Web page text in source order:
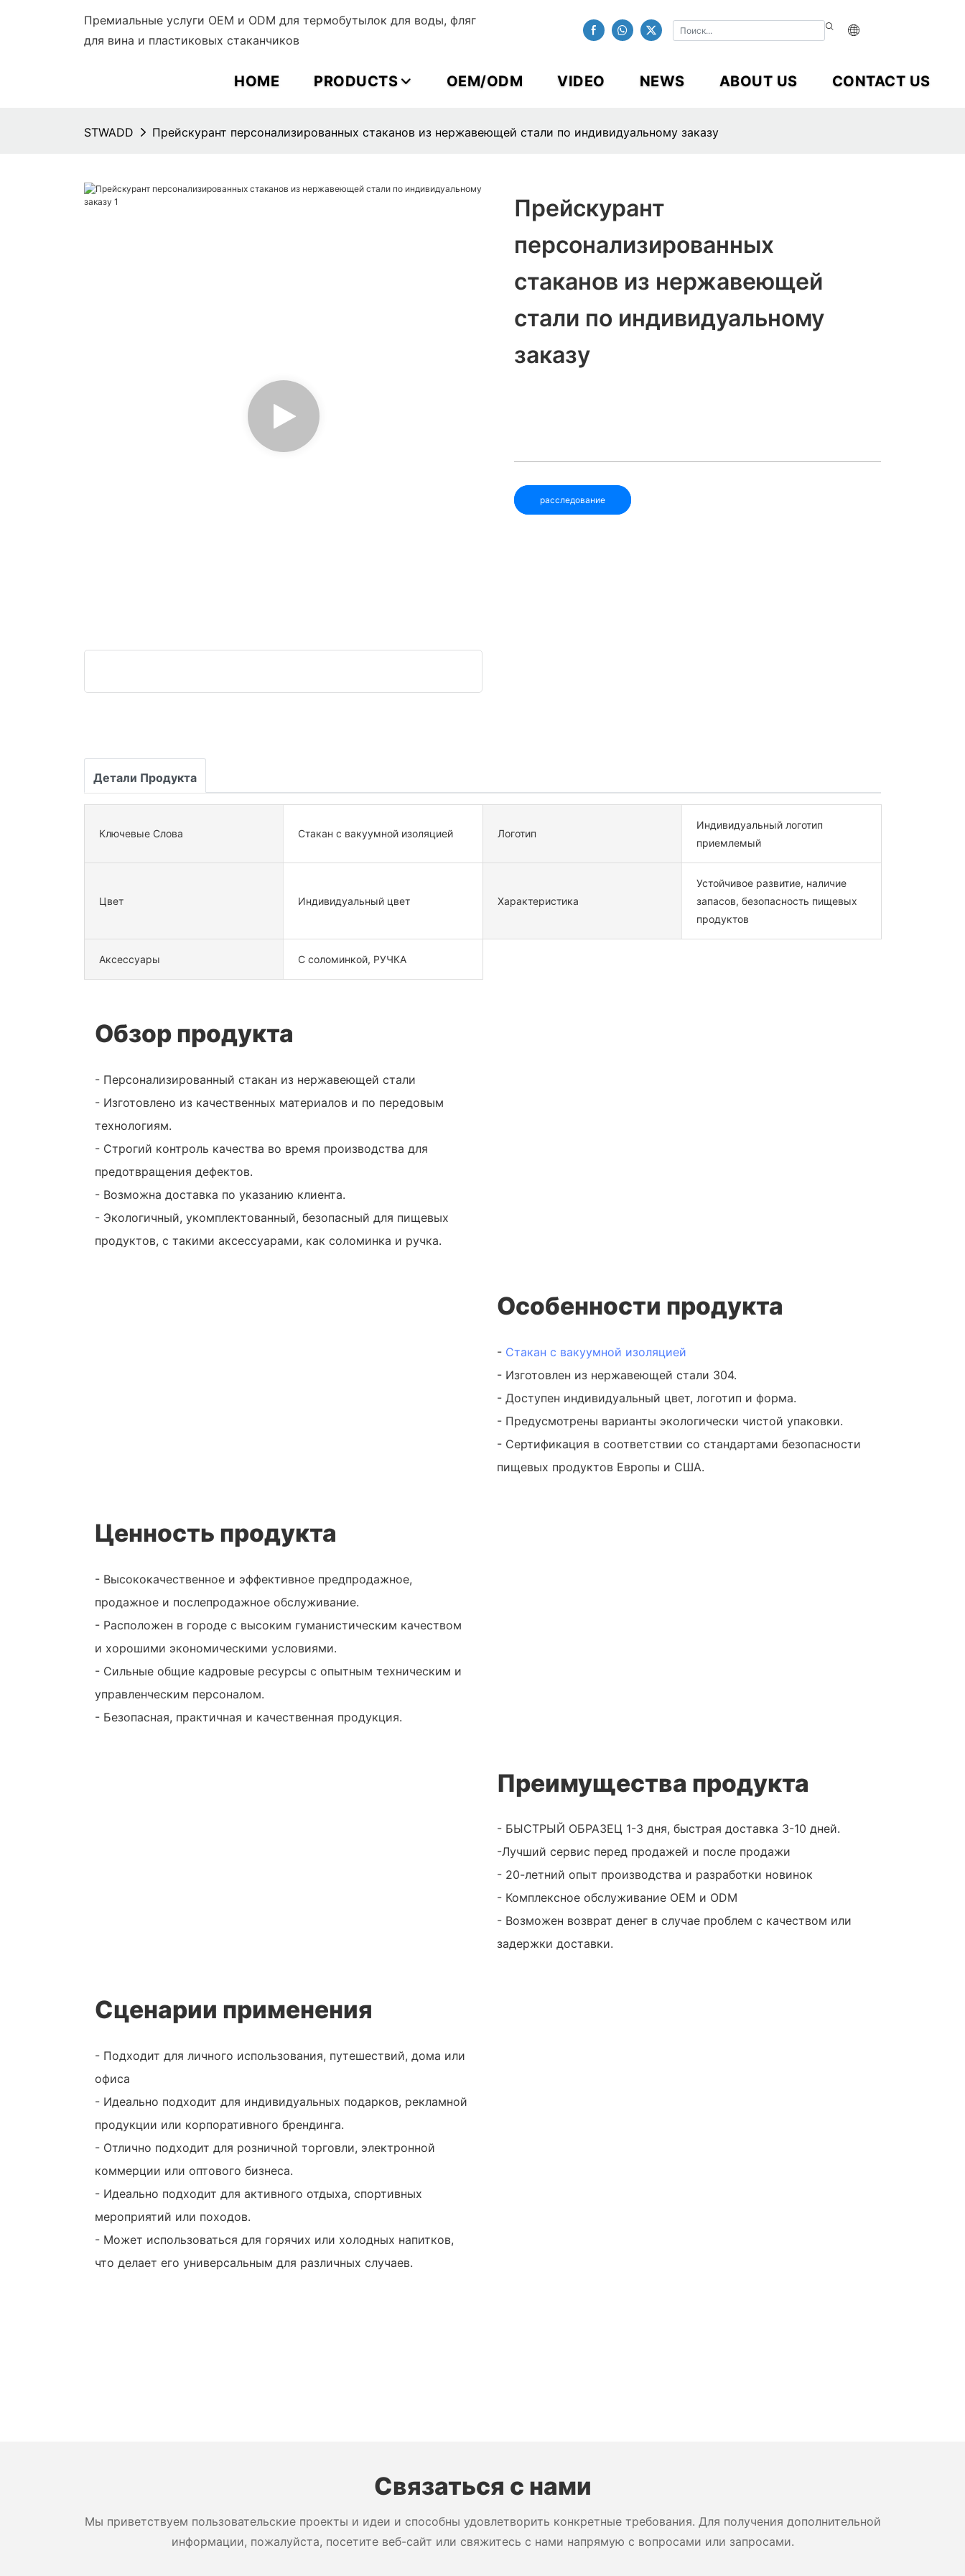
Премиальные услуги OEM и ODM для термобутылок для воды, фляг
для вина и пластиковых стаканчиков
HOME PRODUCTS OEM/ODM VIDEO NEWS ABOUT US CONTACT US
STWADD Прейскурант персонализированных стаканов из нержавеющей стали по индивидуальному заказу
Прейскурант
персонализированных
стаканов из нержавеющей
стали по индивидуальному
заказу
расследование
Детали Продукта
Ключевые Слова Стакан с вакуумной изоляцией Логотип
Индивидуальный логотип
приемлемый
Цвет Индивидуальный цвет Характеристика
Устойчивое развитие, наличие
запасов, безопасность пищевых
продуктов
Аксессуары С соломинкой, РУЧКА
Обзор продукта
- Персонализированный стакан из нержавеющей стали
- Изготовлено из качественных материалов и по передовым
технологиям.
- Строгий контроль качества во время производства для
предотвращения дефектов.
- Возможна доставка по указанию клиента.
- Экологичный, укомплектованный, безопасный для пищевых
продуктов, с такими аксессуарами, как соломинка и ручка.
Особенности продукта
- Стакан с вакуумной изоляцией
- Изготовлен из нержавеющей стали 304.
- Доступен индивидуальный цвет, логотип и форма.
- Предусмотрены варианты экологически чистой упаковки.
- Сертификация в соответствии со стандартами безопасности
пищевых продуктов Европы и США.
Ценность продукта
- Высококачественное и эффективное предпродажное,
продажное и послепродажное обслуживание.
- Расположен в городе с высоким гуманистическим качеством
и хорошими экономическими условиями.
- Сильные общие кадровые ресурсы с опытным техническим и
управленческим персоналом.
- Безопасная, практичная и качественная продукция.
Преимущества продукта
- БЫСТРЫЙ ОБРАЗЕЦ 1-3 дня, быстрая доставка 3-10 дней.
-Лучший сервис перед продажей и после продажи
- 20-летний опыт производства и разработки новинок
- Комплексное обслуживание OEM и ODM
- Возможен возврат денег в случае проблем с качеством или
задержки доставки.
Сценарии применения
- Подходит для личного использования, путешествий, дома или
офиса
- Идеально подходит для индивидуальных подарков, рекламной
продукции или корпоративного брендинга.
- Отлично подходит для розничной торговли, электронной
коммерции или оптового бизнеса.
- Идеально подходит для активного отдыха, спортивных
мероприятий или походов.
- Может использоваться для горячих или холодных напитков,
что делает его универсальным для различных случаев.
Связаться с нами
Мы приветствуем пользовательские проекты и идеи и способны удовлетворить конкретные требования. Для получения дополнительной
информации, пожалуйста, посетите веб-сайт или свяжитесь с нами напрямую с вопросами или запросами.